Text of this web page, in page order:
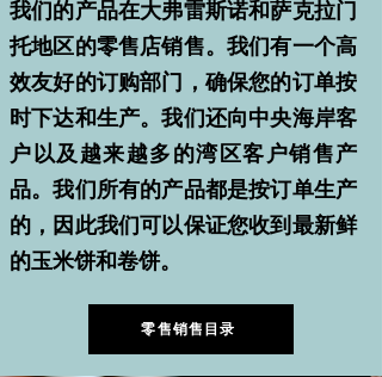
我们的产品在大弗雷斯诺和萨克拉门
托地区的零售店销售。我们有一个高
效友好的订购部门，确保您的订单按
时下达和生产。我们还向中央海岸客
户以及越来越多的湾区客户销售产
品。我们所有的产品都是按订单生产
的，因此我们可以保证您收到最新鲜
的玉米饼和卷饼。
零售销售目录